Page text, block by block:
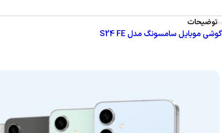
توضیحات
گوشی موبایل سامسونگ مدل S24 FE